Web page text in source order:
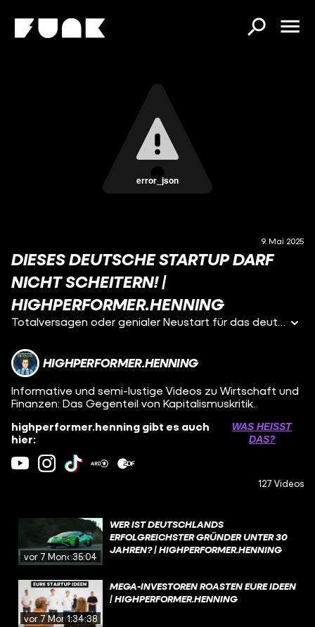
error_json
9. Mai 2025
DIESES DEUTSCHE STARTUP DARF
NICHT SCHEITERN! |
HIGHPERFORMER.HENNING
Totalversagen oder genialer Neustart für das deutsche SpaceX? Isar Aerospace, ein bayerisches Startup mit über 400 Millionen Euro Funding, will die europäische Raumfahrt revolutionieren. Wir zeigen euch die unglaubliche Geschichte hinter diesem ambitionierten Projekt: von Gründer Daniel Metzler und ihrem revolutionären Geschäftsmodell bis zum ersten, alles entscheidenden Raketenstart. Kann Isar Aerospace die hohen Erwartungen erfüllen und das "German Engineering" im All neu definieren?
HIGHPERFORMER.HENNING
Informative und semi-lustige Videos zu Wirtschaft und
Finanzen: Das Gegenteil von Kapitalismuskritik.
highperformer.henning gibt es auch
hier:
WAS HEISST D
AS?
127 Videos
vor 7 Monaten
35:04
WER IST DEUTSCHLANDS
ERFOLGREICHSTER GRÜNDER UNTER 30
JAHREN? | HIGHPERFORMER.HENNING
vor 7 Monaten
1:34:38
MEGA-INVESTOREN ROASTEN EURE IDEEN
| HIGHPERFORMER.HENNING